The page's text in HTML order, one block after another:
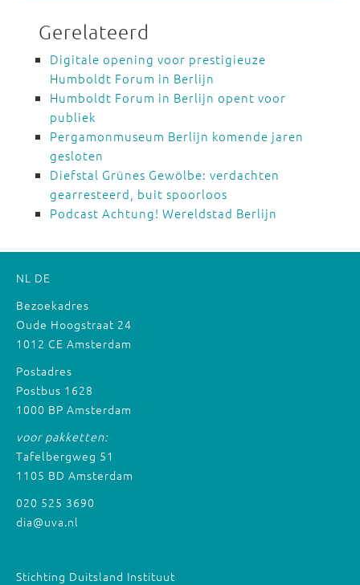
Gerelateerd
Digitale opening voor prestigieuze
Humboldt Forum in Berlijn
Humboldt Forum in Berlijn opent voor
publiek
Pergamonmuseum Berlijn komende jaren
gesloten
Diefstal Grünes Gewölbe: verdachten
gearresteerd, buit spoorloos
Podcast Achtung! Wereldstad Berlijn
NL DE
Bezoekadres
Oude Hoogstraat 24
1012 CE Amsterdam
Postadres
Postbus 1628
1000 BP Amsterdam
voor pakketten:
Tafelbergweg 51
1105 BD Amsterdam
020 525 3690
dia@uva.nl
Stichting Duitsland Instituut